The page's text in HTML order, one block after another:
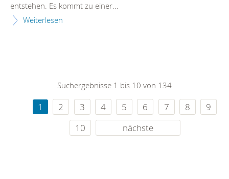
entstehen. Es kommt zu einer...
Weiterlesen
Suchergebnisse 1 bis 10 von 134
1 2 3 4 5 6 7 8
9
10
nächste